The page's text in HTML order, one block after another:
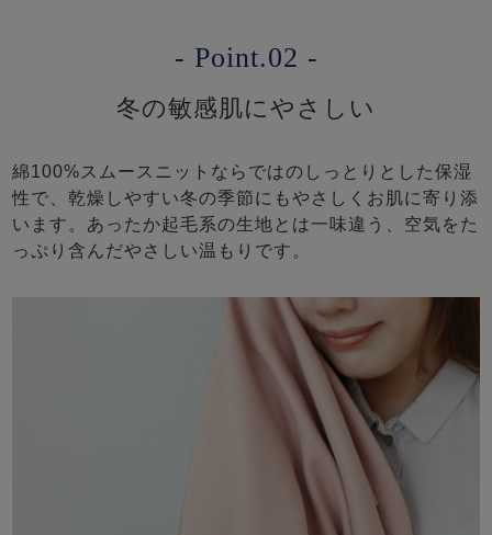
- Point.02 -
冬の敏感肌にやさしい
綿100%スムースニットならではのしっとりとした保湿
性で、乾燥しやすい冬の季節にもやさしくお肌に寄り添
います。あったか起毛系の生地とは一味違う、空気をた
っぷり含んだやさしい温もりです。